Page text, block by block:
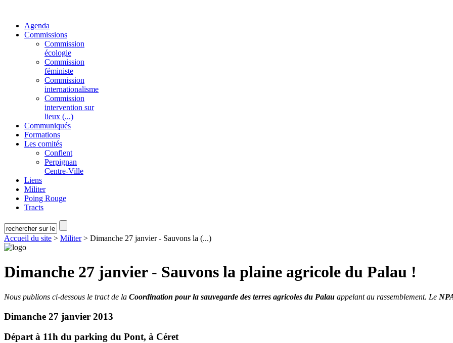
Agenda
Commissions
Commission
écologie
Commission
féministe
Commission
internationalisme
Commission
intervention sur
lieux (...)
Communiqués
Formations
Les comités
Conflent
Perpignan
Centre-Ville
Liens
Militer
Poing Rouge
Tracts
Accueil du site > Militer> Dimanche 27 janvier - Sauvons la (...)
Dimanche 27 janvier - Sauvons la plaine agricole du Palau !
Nous publions ci-dessous le tract de la Coordination pour la sauvegarde des terres agricoles du Palau appelant au rassemblement. Le
Dimanche 27 janvier 2013
Départ à 11h du parking du Pont, à Céret